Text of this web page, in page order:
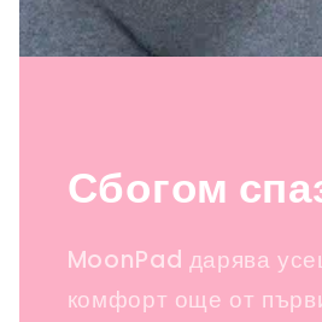
Сбогом
MoonPad дарява
комфорт още от